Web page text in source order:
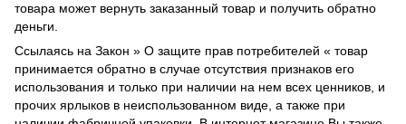
товара может вернуть заказанный товар и получить обратно
деньги.
Ссылаясь на Закон » О защите прав потребителей « товар
принимается обратно в случае отсутствия признаков его
использования и только при наличии на нем всех ценников, и
прочих ярлыков в неиспользованном виде, а также при